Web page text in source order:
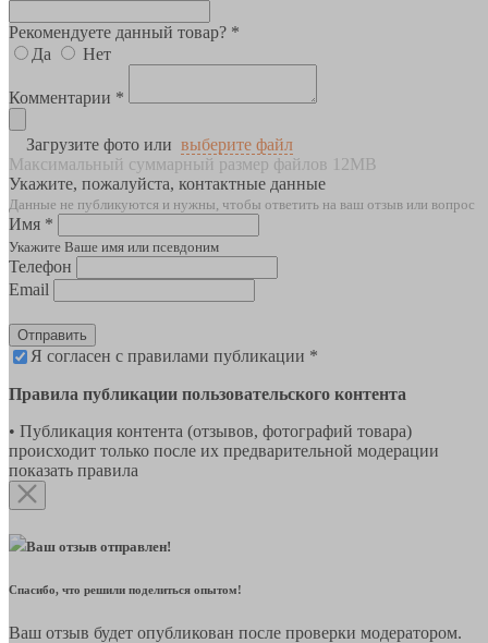
Рекомендуете данный товар? *
Да
Нет
Комментарии *
Загрузите фото или выберите файл
Максимальный суммарный размер файлов 12MB
Укажите, пожалуйста, контактные данные
Данные не публикуются и нужны, чтобы ответить на ваш отзыв или вопрос
Имя *
Укажите Ваше имя или псевдоним
Телефон
Email
Отправить
Я согласен с правилами публикации *
Правила публикации пользовательского контента
• Публикация контента (отзывов, фотографий товара)
происходит только после их предварительной модерации
показать правила
Ваш отзыв отправлен!
Спасибо, что решили поделиться опытом!
Ваш отзыв будет опубликован после проверки модератором.